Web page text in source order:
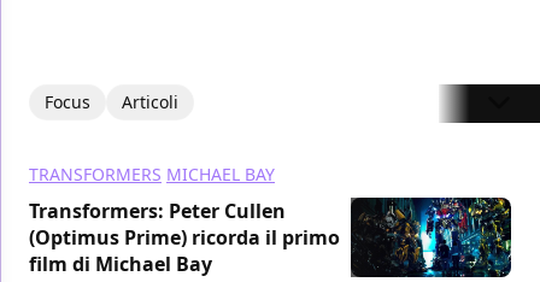
Focus Articoli
TRANSFORMERS MICHAEL BAY
Transformers: Peter Cullen
(Optimus Prime) ricorda il primo
film di Michael Bay